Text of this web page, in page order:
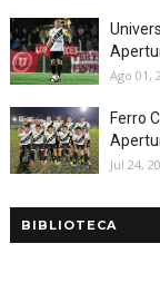
Ago 01,
Ferro
Jul 24,
BIBLIOTECA